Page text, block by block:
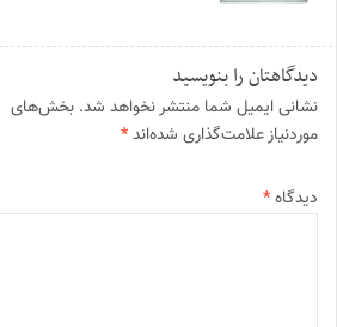
دیدگاهتان را بنویسید
نشانی ایمیل شما منتشر نخواهد شد. بخش‌های
موردنیاز علامت‌گذاری شده‌اند*
دیدگاه*